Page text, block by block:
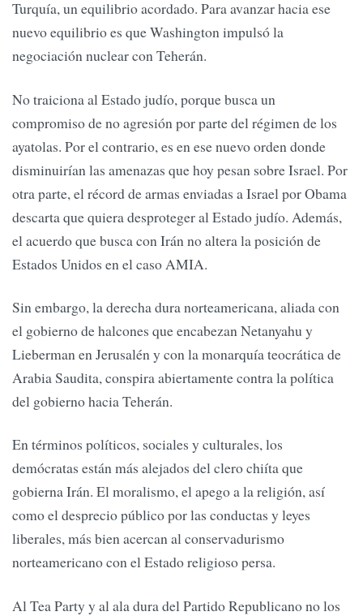
Turquía, un equilibrio acordado. Para avanzar hacia ese
nuevo equilibrio es que Washington impulsó la
negociación nuclear con Teherán.
No traiciona al Estado judío, porque busca un
compromiso de no agresión por parte del régimen de los
ayatolas. Por el contrario, es en ese nuevo orden donde
disminuirían las amenazas que hoy pesan sobre Israel. Por
otra parte, el récord de armas enviadas a Israel por Obama
descarta que quiera desproteger al Estado judío. Además,
el acuerdo que busca con Irán no altera la posición de
Estados Unidos en el caso AMIA.
Sin embargo, la derecha dura norteamericana, aliada con
el gobierno de halcones que encabezan Netanyahu y
Lieberman en Jerusalén y con la monarquía teocrática de
Arabia Saudita, conspira abiertamente contra la política
del gobierno hacia Teherán.
En términos políticos, sociales y culturales, los
demócratas están más alejados del clero chiíta que
gobierna Irán. El moralismo, el apego a la religión, así
como el desprecio público por las conductas y leyes
liberales, más bien acercan al conservadurismo
norteamericano con el Estado religioso persa.
Al Tea Party y al ala dura del Partido Republicano no los